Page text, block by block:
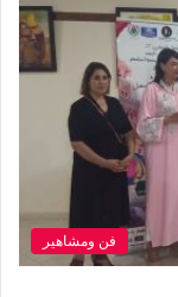
فن ومشاهير